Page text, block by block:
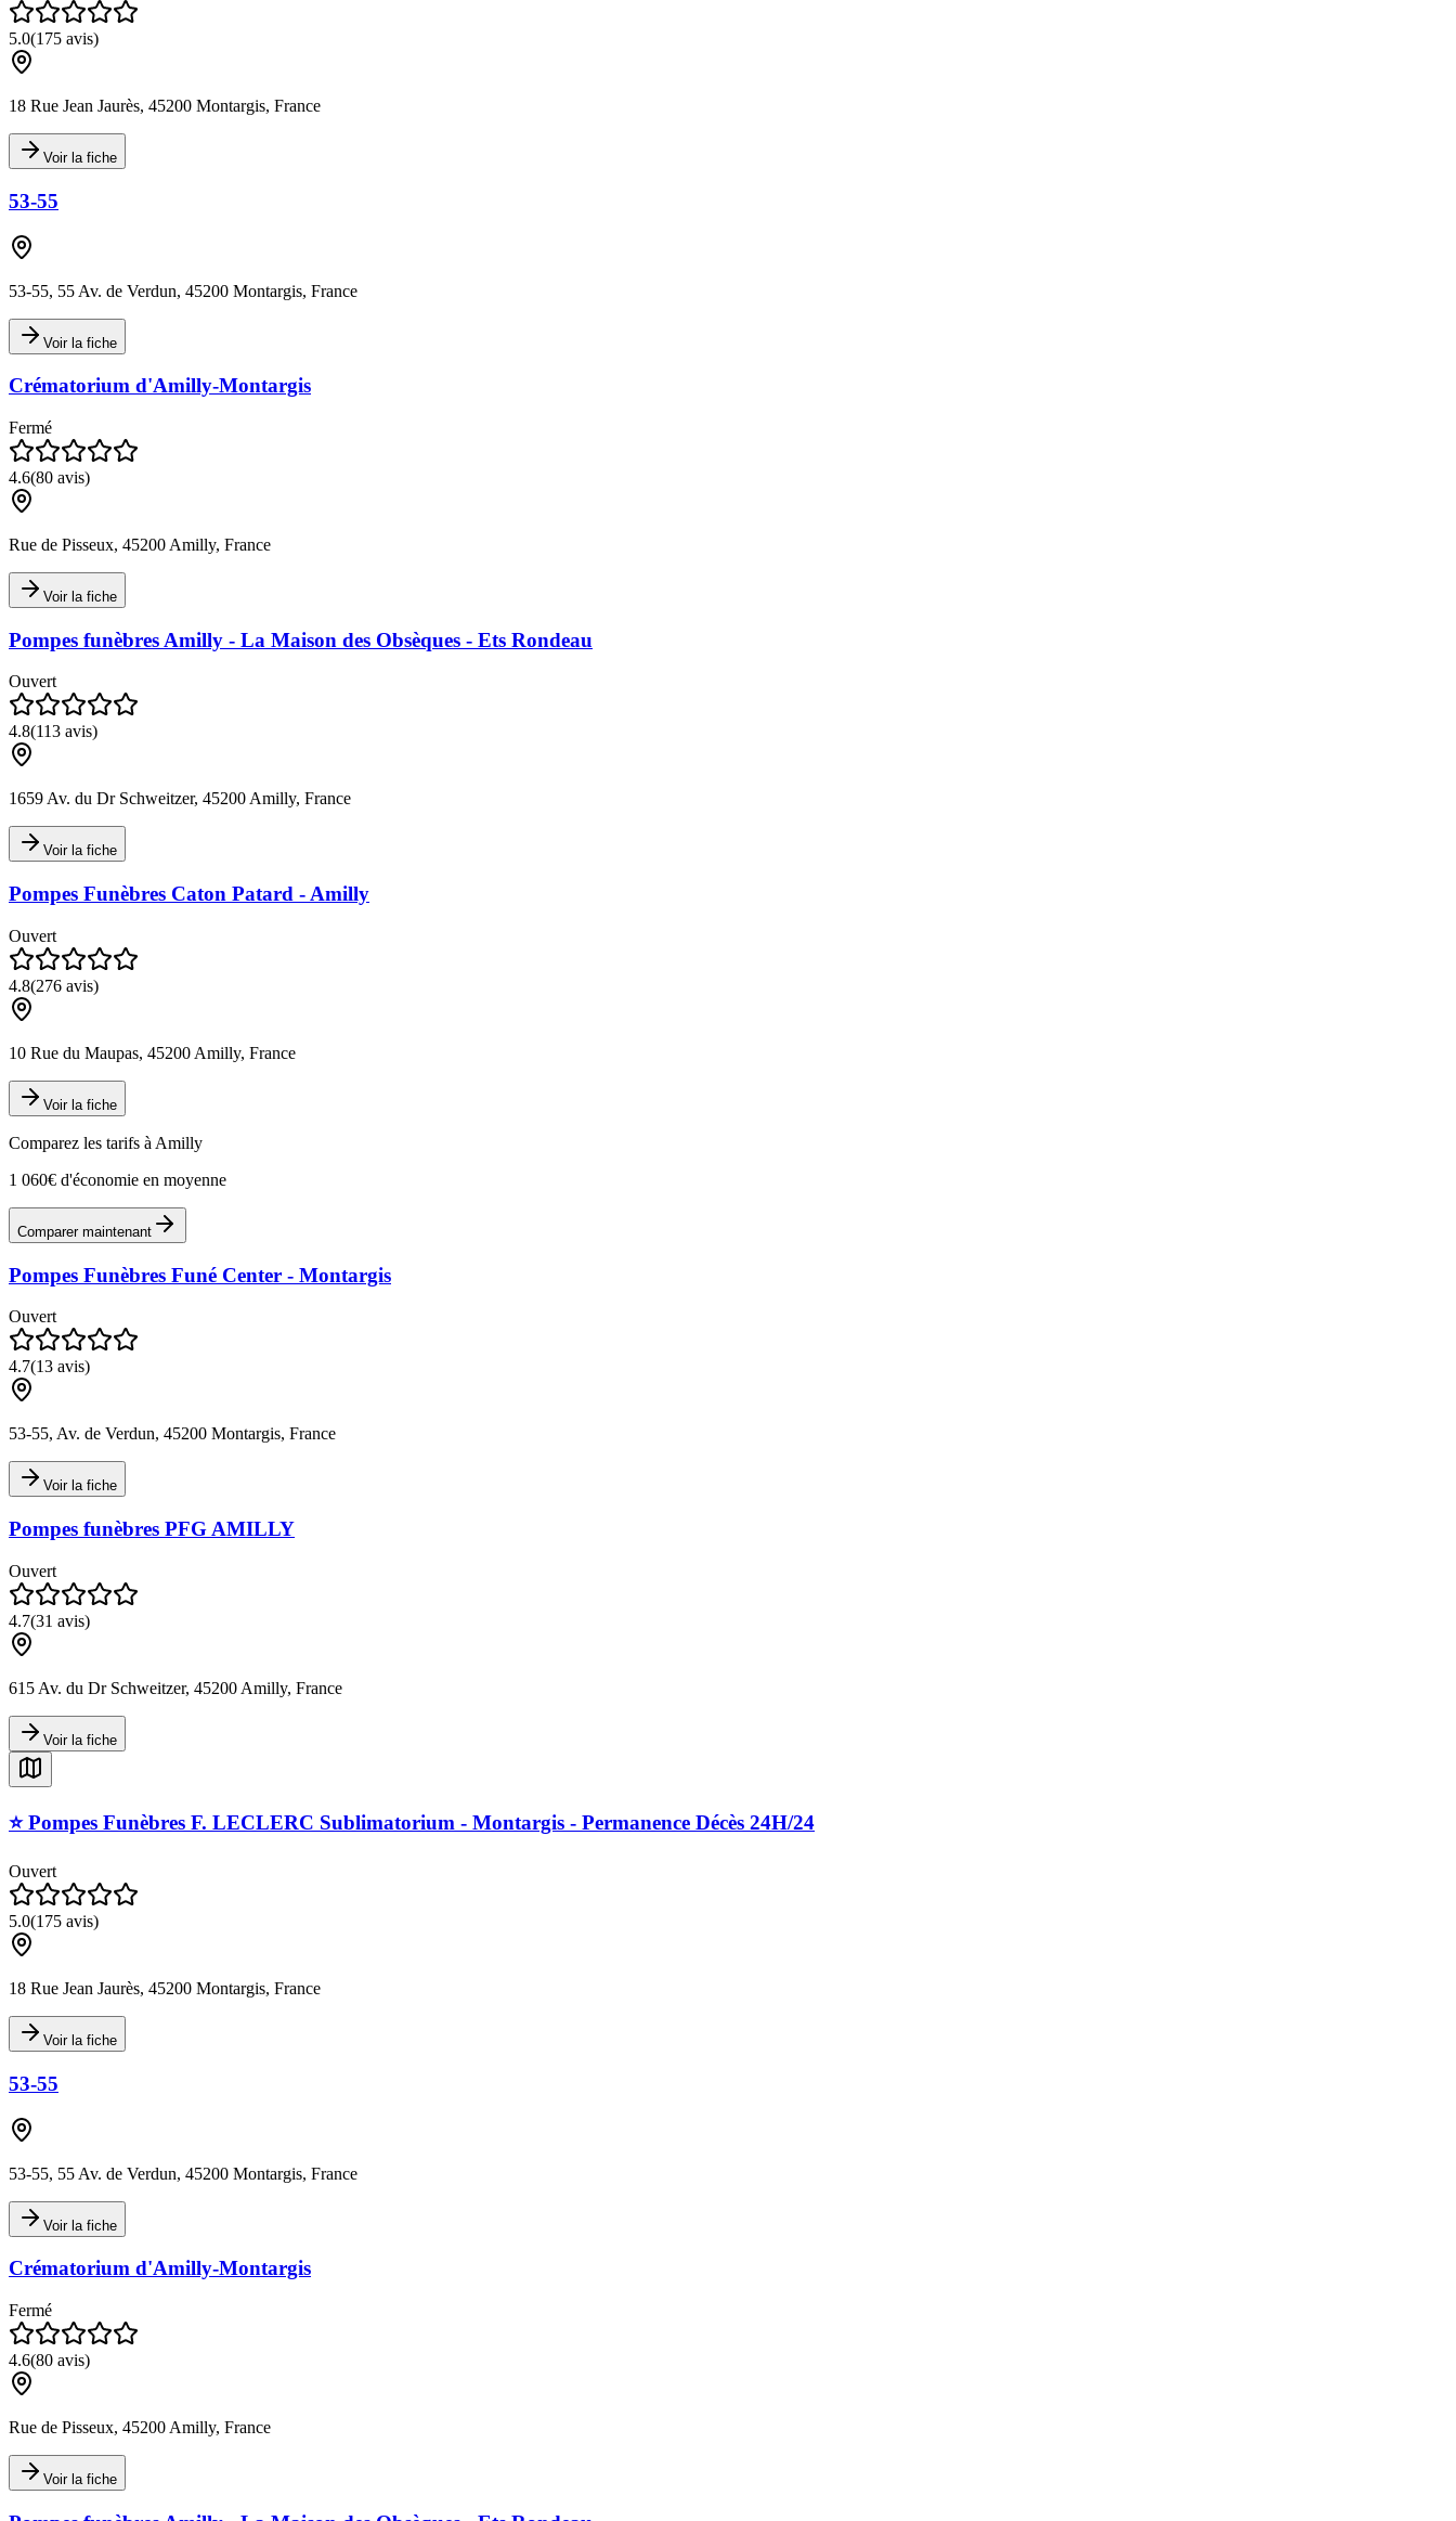
5.0(175 avis)
18 Rue Jean Jaurès, 45200 Montargis, France
Voir la fiche
53-55
53-55, 55 Av. de Verdun, 45200 Montargis, France
Voir la fiche
Crématorium d'Amilly-Montargis
Fermé
4.6(80 avis)
Rue de Pisseux, 45200 Amilly, France
Voir la fiche
Pompes funèbres Amilly - La Maison des Obsèques - Ets Rondeau
Ouvert
4.8(113 avis)
1659 Av. du Dr Schweitzer, 45200 Amilly, France
Voir la fiche
Pompes Funèbres Caton Patard - Amilly
Ouvert
4.8(276 avis)
10 Rue du Maupas, 45200 Amilly, France
Voir la fiche
Comparez les tarifs à Amilly
1 060€ d'économie en moyenne
Comparer maintenant
Pompes Funèbres Funé Center - Montargis
Ouvert
4.7(13 avis)
53-55, Av. de Verdun, 45200 Montargis, France
Voir la fiche
Pompes funèbres PFG AMILLY
Ouvert
4.7(31 avis)
615 Av. du Dr Schweitzer, 45200 Amilly, France
Voir la fiche
⭐️ Pompes Funèbres F. LECLERC Sublimatorium - Montargis - Permanence Décès 24H/24
Ouvert
5.0(175 avis)
18 Rue Jean Jaurès, 45200 Montargis, France
Voir la fiche
53-55
53-55, 55 Av. de Verdun, 45200 Montargis, France
Voir la fiche
Crématorium d'Amilly-Montargis
Fermé
4.6(80 avis)
Rue de Pisseux, 45200 Amilly, France
Voir la fiche